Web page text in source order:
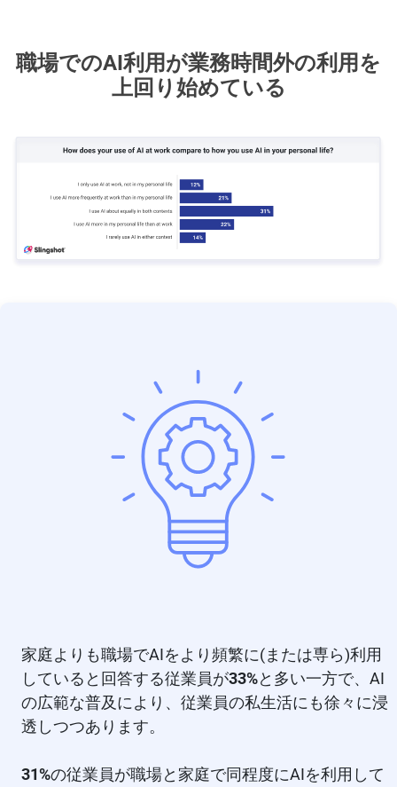
職場でのAI利用が業務時間外の利用を
上回り始めている
家庭よりも職場でAIをより頻繁に(または専ら)利用
していると回答する従業員が33%と多い一方で、AI
の広範な普及により、従業員の私生活にも徐々に浸
透しつつあります。
31%の従業員が職場と家庭で同程度にAIを利用して